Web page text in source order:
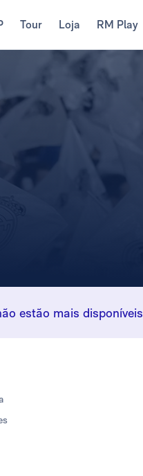
Tour Loja RM Play
estão mais disponíveis